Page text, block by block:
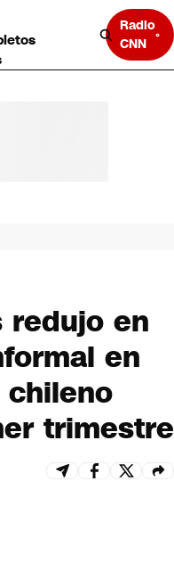
Radio
CNN
redujo en
en
trimestre